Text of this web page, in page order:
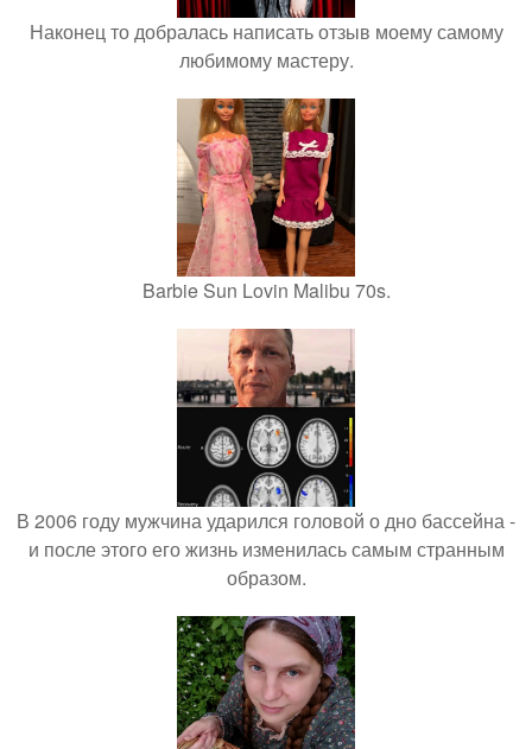
Наконец то добралась написать отзыв моему самому
любимому мастеру.
Barbie Sun Lovin Malibu 70s.
В 2006 году мужчина ударился головой о дно бассейна -
и после этого его жизнь изменилась самым странным
образом.